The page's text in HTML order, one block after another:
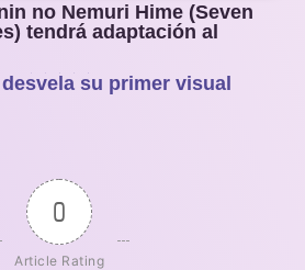
no Nemuri Hime (Seven
tendrá adaptación al
su primer visual
0
Article Rating